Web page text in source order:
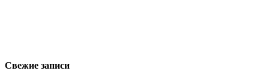
Свежие записи